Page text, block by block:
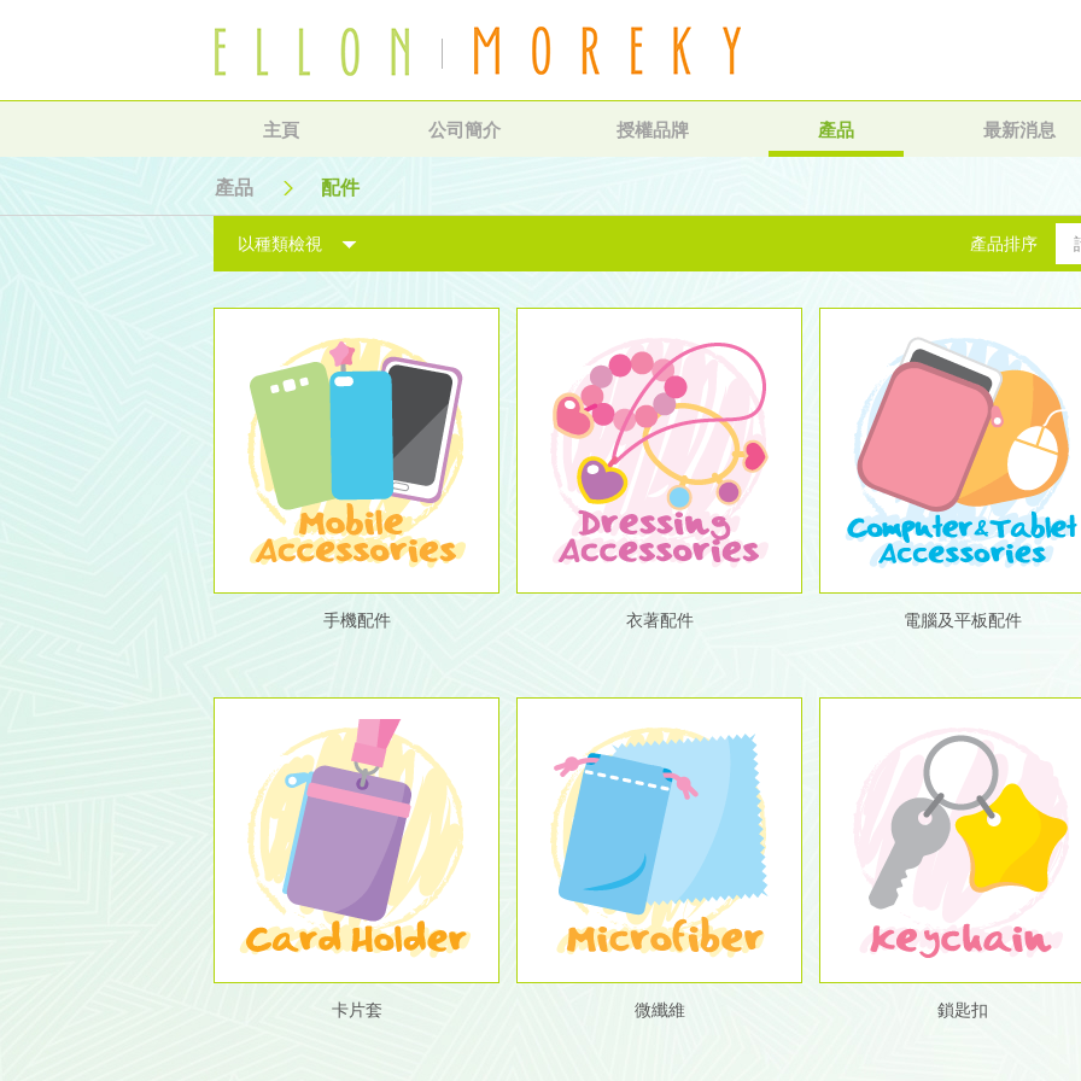
主頁 公司簡介 授權品牌 產品 最新消息
產品 配件
產品排序
以種類檢視
手機配件 衣著配件 電腦及平板配件
卡片套 微纖維 鎖匙扣